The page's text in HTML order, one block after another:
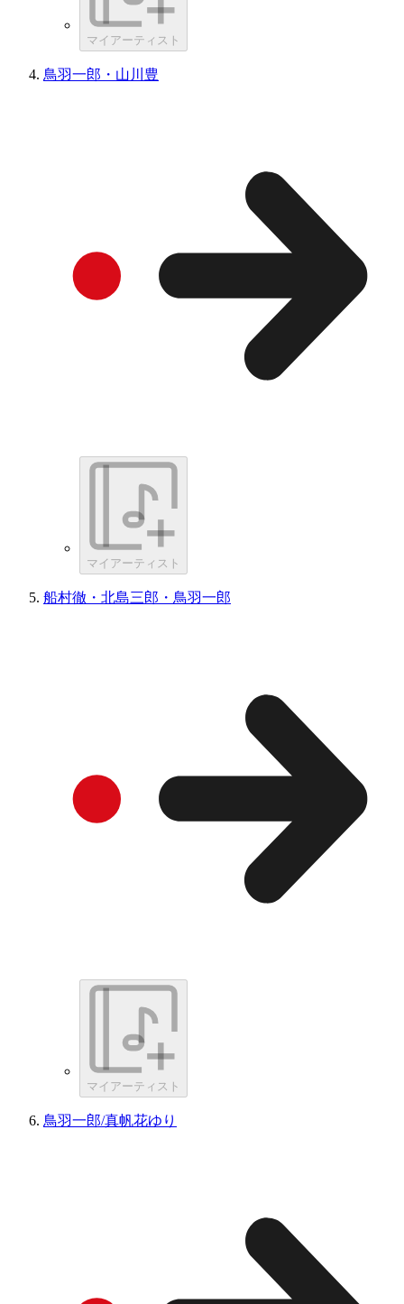
マイアーティスト
鳥羽一郎・山川豊
マイアーティスト
船村徹・北島三郎・鳥羽一郎
マイアーティスト
鳥羽一郎/真帆花ゆり